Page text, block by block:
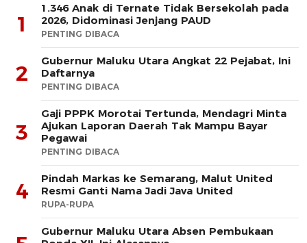
1
1.346 Anak di Ternate Tidak Bersekolah pada
2026, Didominasi Jenjang PAUD
PENTING DIBACA
2
Gubernur Maluku Utara Angkat 22 Pejabat, Ini
Daftarnya
PENTING DIBACA
3
Gaji PPPK Morotai Tertunda, Mendagri Minta
Ajukan Laporan Daerah Tak Mampu Bayar
Pegawai
PENTING DIBACA
4
Pindah Markas ke Semarang, Malut United
Resmi Ganti Nama Jadi Java United
RUPA-RUPA
Gubernur Maluku Utara Absen Pembukaan